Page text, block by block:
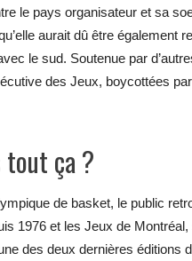
le pays organisateur et sa
aurait dû être également
le sud. Soutenue par
des Jeux, boycottées
tout ça ?
de basket, le public
1976 et les Jeux de
des deux dernières